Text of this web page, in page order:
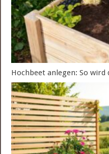
Hochbeet anlegen: So wird